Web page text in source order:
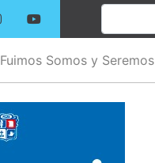
Fuimos Somos y Seremos